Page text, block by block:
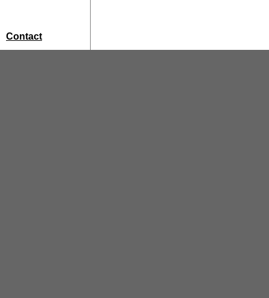
Contact